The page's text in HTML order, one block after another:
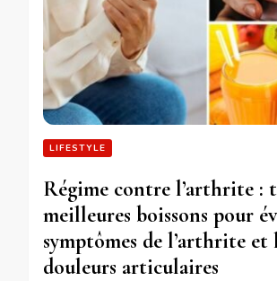
LIFESTYLE
Régime contre l’arthrite :
meilleures boissons pour
symptômes de l’arthrite et
douleurs articulaires